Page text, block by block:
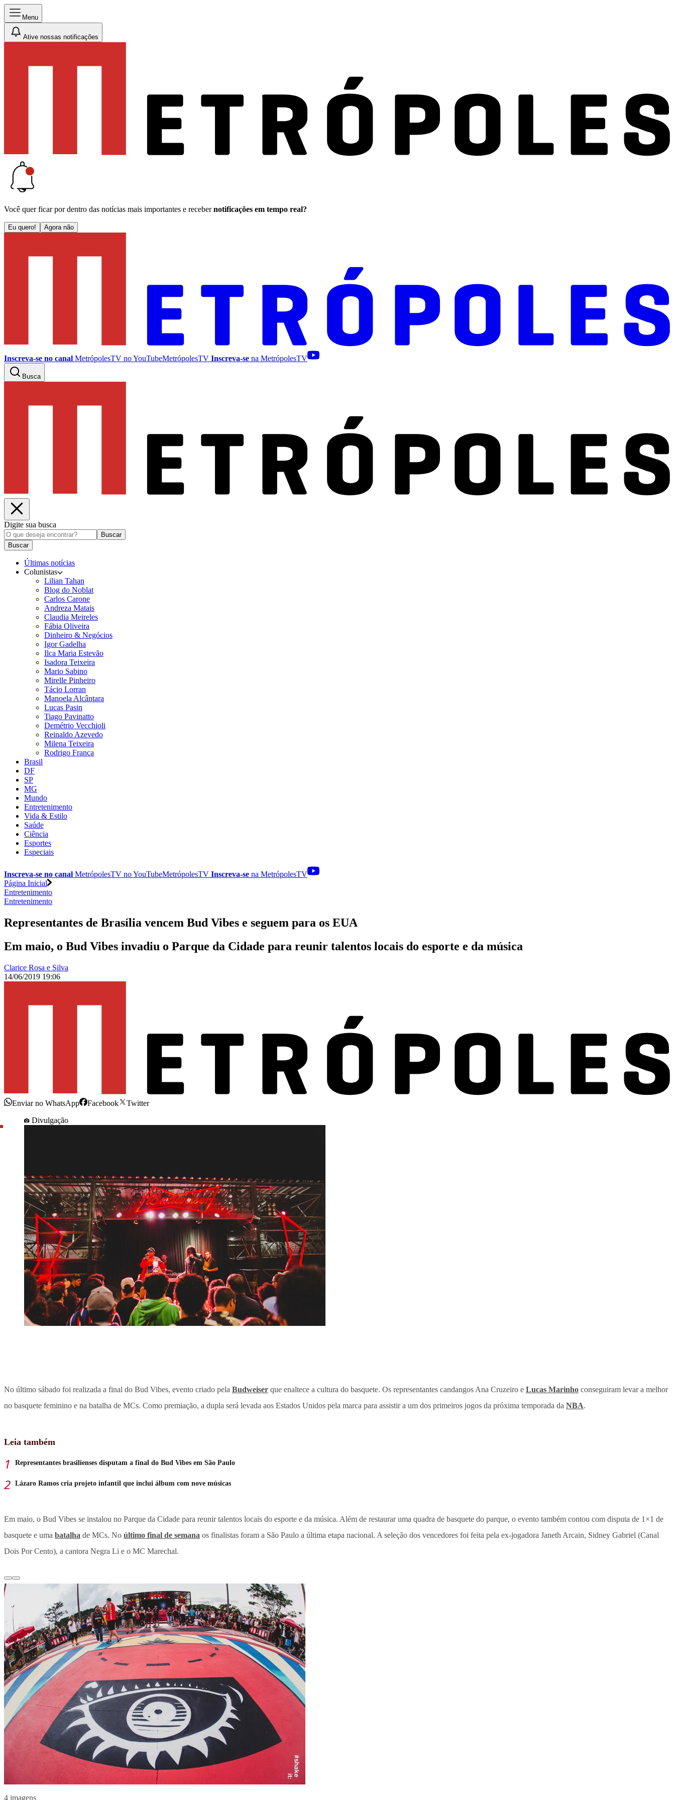
Menu
Ative nossas notificações
Você quer ficar por dentro das notícias mais importantes e receber notificações em tempo real?
Eu quero! Agora não
Inscreva-se no canal MetrópolesTV noYouTubeMetrópolesTV Inscreva-se na MetrópolesTV
Busca
Digite sua busca
Buscar
Buscar
Últimas notícias
Colunistas
Lilian Tahan
Blog do Noblat
Carlos Carone
Andreza Matais
Claudia Meireles
Fábia Oliveira
Dinheiro & Negócios
Igor Gadelha
Ilca Maria Estevão
Isadora Teixeira
Mario Sabino
Mirelle Pinheiro
Tácio Lorran
Manoela Alcântara
Lucas Pasin
Tiago Pavinatto
Demétrio Vecchioli
Reinaldo Azevedo
Milena Teixeira
Rodrigo França
Brasil
DF
SP
MG
Mundo
Entretenimento
Vida & Estilo
Saúde
Ciência
Esportes
Especiais
Inscreva-se no canal MetrópolesTV noYouTubeMetrópolesTV Inscreva-se na MetrópolesTV
Página Inicial
Entretenimento
Entretenimento
Representantes de Brasília vencem Bud Vibes e seguem para os EUA
Em maio, o Bud Vibes invadiu o Parque da Cidade para reunir talentos locais do esporte e da música
Clarice Rosa e Silva
14/06/2019 19:06
Enviar no WhatsApp Facebook
Twitter
Divulgação
No último sábado foi realizada a final do Bud Vibes, evento criado pela Budweiser que enaltece a cultura do basquete. Os representantes candangos Ana Cruzeiro e Lucas Marinho conseguiram levar a melhor
no basquete feminino e na batalha de MCs. Como premiação, a dupla será levada aos Estados Unidos pela marca para assistir a um dos primeiros jogos da próxima temporada da NBA.
Leia também
Representantes brasilienses disputam a final do Bud Vibes em São Paulo
Lázaro Ramos cria projeto infantil que inclui álbum com nove músicas
Em maio, o Bud Vibes se instalou no Parque da Cidade para reunir talentos locais do esporte e da música. Além de restaurar uma quadra de basquete do parque, o evento também contou com disputa de 1×1 de
basquete e uma batalha de MCs. No último final de semana os finalistas foram a São Paulo a última etapa nacional. A seleção dos vencedores foi feita pela ex-jogadora Janeth Arcain, Sidney Gabriel (Canal
Dois Por Cento), a cantora Negra Li e o MC Marechal.
4 imagens